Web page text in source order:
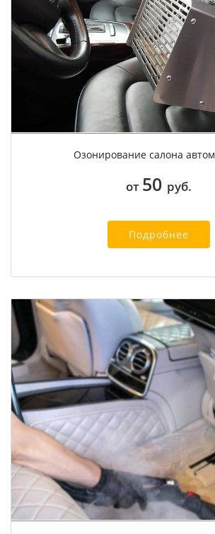
Озонирование салона
от 50 руб.
Подробнее